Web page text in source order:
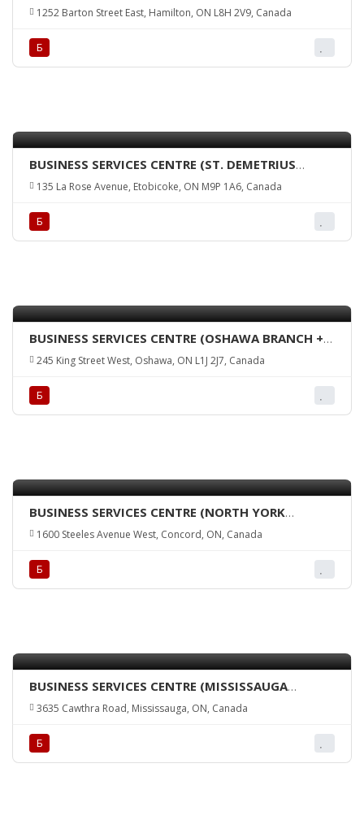
+ ATM)
1252 Barton Street East, Hamilton, ON L8H 2V9, Canada
Б
BUSINESS SERVICES CENTRE (ST. DEMETRIUS
BRANCH + ATM)
135 La Rose Avenue, Etobicoke, ON M9P 1A6, Canada
Б
BUSINESS SERVICES CENTRE (OSHAWA BRANCH +
ATM)
245 King Street West, Oshawa, ON L1J 2J7, Canada
Б
BUSINESS SERVICES CENTRE (NORTH YORK
BRANCH + ATM)
1600 Steeles Avenue West, Concord, ON, Canada
Б
BUSINESS SERVICES CENTRE (MISSISSAUGA
BRANCH + ATM)
3635 Cawthra Road, Mississauga, ON, Canada
Б